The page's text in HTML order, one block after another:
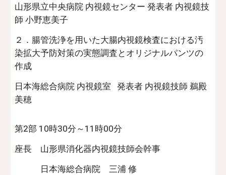
山形県立中央病院 内視鏡センター 発表者 内視鏡技
師 小野恵美子
２．腸管洗浄を用いた大腸内視鏡検査における汚
染拡大予防対策の実態調査とオリジナルパンツの
作成
日本海総合病院 内視鏡室 発表者 内視鏡技師 鵜殿
美穂
第2部 10時30分～11時00分
座長 山形県消化器内視鏡技師会幹事
日本海総合病院 三浦 修